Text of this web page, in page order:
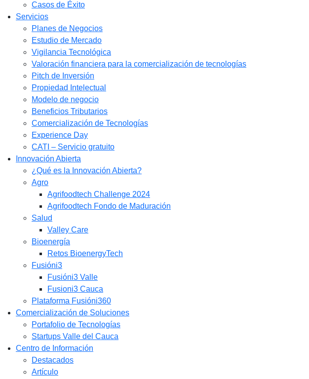
Casos de Éxito
Servicios
Planes de Negocios
Estudio de Mercado​
Vigilancia Tecnológica
Valoración financiera para la comercialización de tecnologías
Pitch de Inversión
Propiedad Intelectual
Modelo de negocio
Beneficios Tributarios
Comercialización de Tecnologías
Experience Day
CATI – Servicio gratuito
Innovación Abierta
¿Qué es la Innovación Abierta?
Agro
Agrifoodtech Challenge 2024
Agrifoodtech Fondo de Maduración
Salud
Valley Care
Bioenergía
Retos BioenergyTech
Fusióni3
Fusióni3 Valle
Fusioni3 Cauca
Plataforma Fusióni360
Comercialización de Soluciones
Portafolio de Tecnologías
Startups Valle del Cauca
Centro de Información
Destacados
Artículo